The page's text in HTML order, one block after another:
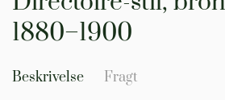
1880–1900
Beskrivelse Fragt
billedgalleriet